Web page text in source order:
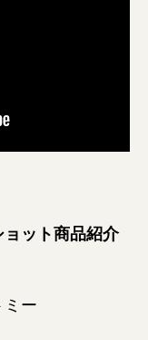
ョット商品紹介
ミー